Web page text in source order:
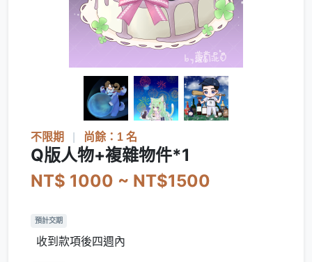
不限期 尚餘：1 名
Q版人物+複雜物件*1
NT$ 1000 ~ NT$1500
預計交期
收到款項後四週內